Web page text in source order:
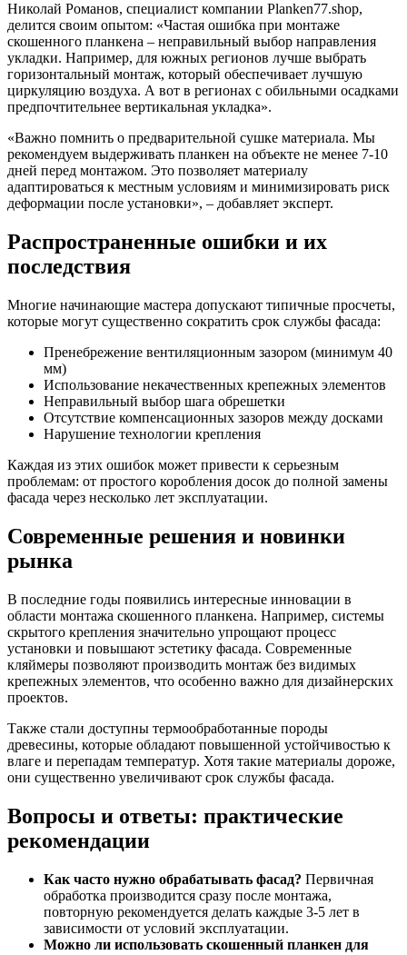
Николай Романов, специалист компании Planken77.shop,
делится своим опытом: «Частая ошибка при монтаже
скошенного планкена – неправильный выбор направления
укладки. Например, для южных регионов лучше выбрать
горизонтальный монтаж, который обеспечивает лучшую
циркуляцию воздуха. А вот в регионах с обильными осадками
предпочтительнее вертикальная укладка».
«Важно помнить о предварительной сушке материала. Мы
рекомендуем выдерживать планкен на объекте не менее 7-10
дней перед монтажом. Это позволяет материалу
адаптироваться к местным условиям и минимизировать риск
деформации после установки», – добавляет эксперт.
Распространенные ошибки и их
последствия
Многие начинающие мастера допускают типичные просчеты,
которые могут существенно сократить срок службы фасада:
Пренебрежение вентиляционным зазором (минимум 40
мм)
Использование некачественных крепежных элементов
Неправильный выбор шага обрешетки
Отсутствие компенсационных зазоров между досками
Нарушение технологии крепления
Каждая из этих ошибок может привести к серьезным
проблемам: от простого коробления досок до полной замены
фасада через несколько лет эксплуатации.
Современные решения и новинки
рынка
В последние годы появились интересные инновации в
области монтажа скошенного планкена. Например, системы
скрытого крепления значительно упрощают процесс
установки и повышают эстетику фасада. Современные
кляймеры позволяют производить монтаж без видимых
крепежных элементов, что особенно важно для дизайнерских
проектов.
Также стали доступны термообработанные породы
древесины, которые обладают повышенной устойчивостью к
влаге и перепадам температур. Хотя такие материалы дороже,
они существенно увеличивают срок службы фасада.
Вопросы и ответы: практические
рекомендации
Как часто нужно обрабатывать фасад? Первичная
обработка производится сразу после монтажа,
повторную рекомендуется делать каждые 3-5 лет в
зависимости от условий эксплуатации.
Можно ли использовать скошенный планкен для